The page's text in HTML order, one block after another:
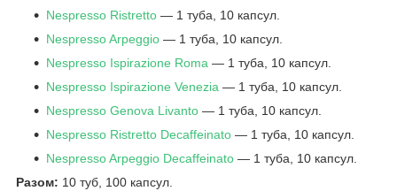
Nespresso Ristretto — 1 туба, 10 капсул.
Nespresso Arpeggio — 1 туба, 10 капсул.
Nespresso Ispirazione Roma — 1 туба, 10 капсул.
Nespresso Ispirazione Venezia — 1 туба, 10 капсул.
Nespresso Genova Livanto — 1 туба, 10 капсул.
Nespresso Ristretto Decaffeinato — 1 туба, 10 капсул.
Nespresso Arpeggio Decaffeinato — 1 туба, 10 капсул.
Разом: 10 туб, 100 капсул.